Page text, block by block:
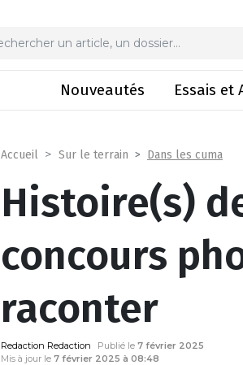
Nouveautés Essais et
Accueil Sur le terrain Dans les cuma
Histoire(s)
concours
raconter
Redaction Redaction Publié le 7 février 2025
Mis à jour le 7 février 2025 à 08:48